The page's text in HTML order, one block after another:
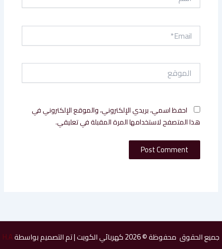
Email*
الموقع
احفظ اسمي، بريدي الإلكتروني، والموقع الإلكتروني في
هذا المتصفح لاستخدامها المرة المقبلة في تعليقي.
جميع الحقوق محفوظة © 2026 كهربائي الكويت | تم التصميم بواسطة H.A